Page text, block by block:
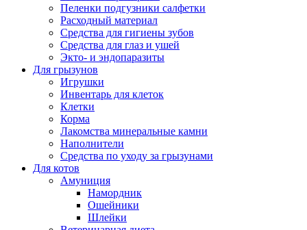
Пеленки подгузники салфетки
Расходный материал
Средства для гигиены зубов
Средства для глаз и ушей
Экто- и эндопаразиты
Для грызунов
Игрушки
Инвентарь для клеток
Клетки
Корма
Лакомства минеральные камни
Наполнители
Средства по уходу за грызунами
Для котов
Амуниция
Намордник
Ошейники
Шлейки